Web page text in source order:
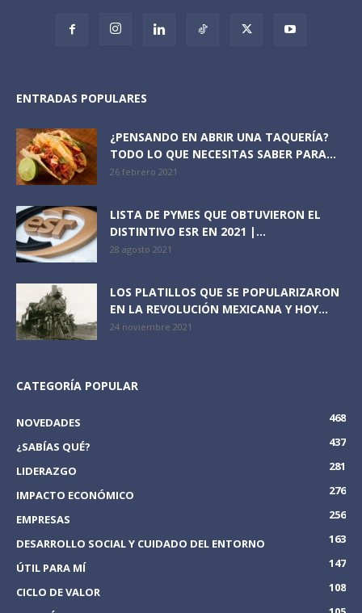
ENTRADAS POPULARES
¿PENSANDO EN ABRIR UNA TAQUERÍA?
TODO LO QUE NECESITAS SABER PARA...
26 febrero 2021
LISTA DE PYMES QUE OBTUVIERON EL
DISTINTIVO ESR EN 2021 |...
28 agosto 2021
LOS PLATILLOS QUE SE POPULARIZARON
EN LA REVOLUCIÓN MEXICANA Y HOY...
24 noviembre 2021
CATEGORÍA POPULAR
NOVEDADES
468
¿SABÍAS QUÉ?
437
LIDERAZGO
281
IMPACTO ECONÓMICO
276
EMPRESAS
256
DESARROLLO SOCIAL Y CUIDADO DEL ENTORNO
163
ÚTIL PARA MÍ
147
CICLO DE VALOR
108